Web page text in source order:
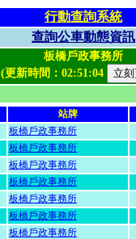
行動查詢系統
查詢公車動態資訊
板橋戶政事務所
(更新時間： 02:51:04
站牌
板橋戶政事務所
板橋戶政事務所
板橋戶政事務所
板橋戶政事務所
板橋戶政事務所
板橋戶政事務所
板橋戶政事務所